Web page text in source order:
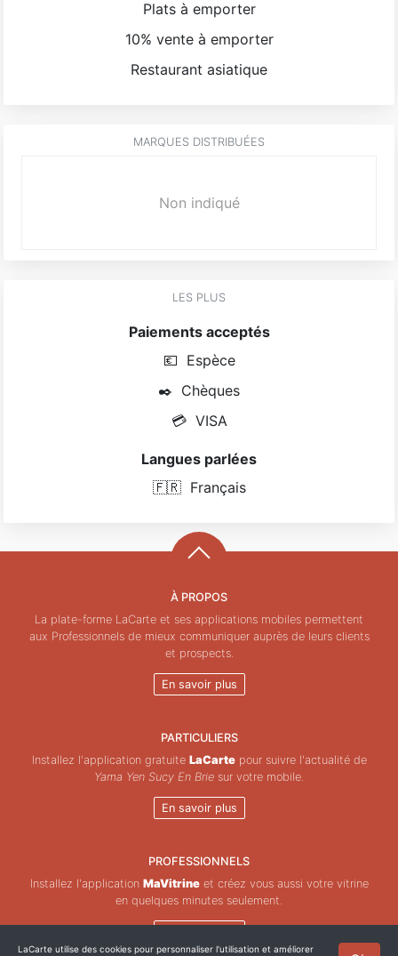
Plats à emporter
10% vente à emporter
Restaurant asiatique
MARQUES DISTRIBUÉES
Non indiqué
LES PLUS
Paiements acceptés
💶 Espèce
✒️ Chèques
💳 VISA
Langues parlées
🇫🇷 Français
À PROPOS
La plate-forme LaCarte et ses applications mobiles permettent
aux Professionnels de mieux communiquer auprès de leurs clients
et prospects.
En savoir plus
PARTICULIERS
Installez l'application gratuite LaCartepour suivre l'actualité de
Yama Yen Sucy En Brie sur votre mobile.
En savoir plus
PROFESSIONNELS
Installez l'application MaVitrineet créez vous aussi votre vitrine
en quelques minutes seulement.
LaCarte utilise des cookies pour personnaliser l'utilisation et améliorer